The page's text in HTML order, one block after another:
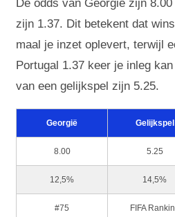
De odds van Georgië zijn
zijn 1.37. Dit betekent dat
maal je inzet oplevert, terwijl
Portugal 1.37 keer je inleg
van een gelijkspel zijn 5.25.
Georgië Gelijkspel
8.00 5.25
12,5% 14,5%
#75 FIFA